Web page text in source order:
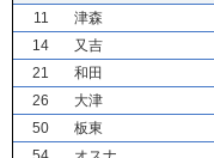
11
津森
14
又吉
21
和田
26
大津
50
板東